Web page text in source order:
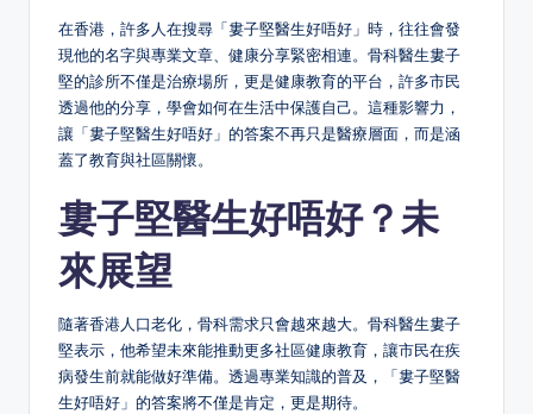
在香港，許多人在搜尋「婁子堅醫生好唔好」時，往往會發
現他的名字與專業文章、健康分享緊密相連。骨科醫生婁子
堅的診所不僅是治療場所，更是健康教育的平台，許多市民
透過他的分享，學會如何在生活中保護自己。這種影響力，
讓「婁子堅醫生好唔好」的答案不再只是醫療層面，而是涵
蓋了教育與社區關懷。
婁子堅醫生好唔好？未
來展望
隨著香港人口老化，骨科需求只會越來越大。骨科醫生婁子
堅表示，他希望未來能推動更多社區健康教育，讓市民在疾
病發生前就能做好準備。透過專業知識的普及，「婁子堅醫
生好唔好」的答案將不僅是肯定，更是期待。